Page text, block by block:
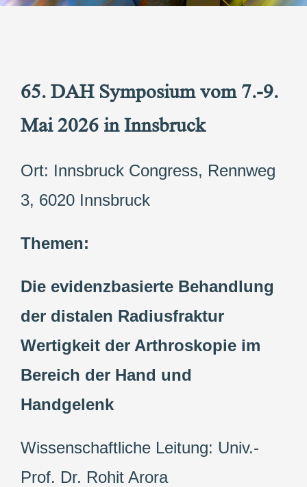
65. DAH Symposium vom 7.-9.
Mai 2026 in Innsbruck
Ort: Innsbruck Congress, Rennweg
3, 6020 Innsbruck
Themen:
Die evidenzbasierte Behandlung
der distalen Radiusfraktur
Wertigkeit der Arthroskopie im
Bereich der Hand und
Handgelenk
Wissenschaftliche Leitung: Univ.-
Prof. Dr. Rohit Arora